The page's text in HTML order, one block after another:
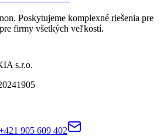
. Poskytujeme komplexné riešenia pre
firmy všetkých veľkostí.
s.r.o.
905 609 402